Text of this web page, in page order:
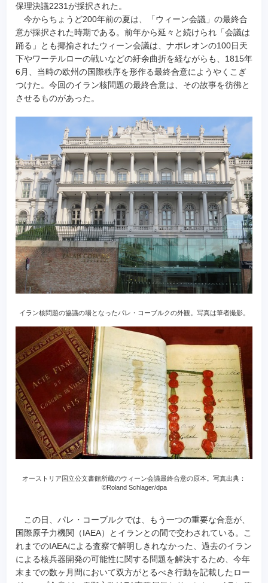
保理決議2231が採択された。
今からちょうど200年前の夏は、「ウィーン会議」の最終合
意が採択された時期である。前年から延々と続けられ「会議は
踊る」とも揶揄されたウィーン会議は、ナポレオンの100日天
下やワーテルローの戦いなどの紆余曲折を経ながらも、1815年
6月、当時の欧州の国際秩序を形作る最終合意にようやくこぎ
つけた。今回のイラン核問題の最終合意は、その故事を彷彿と
させるものがあった。
イラン核問題の協議の場となったパレ・コーブルクの外観。写真は筆者撮影。
オーストリア国立公文書館所蔵のウィーン会議最終合意の原本。写真出典：
©Roland Schlager/dpa
この日、パレ・コーブルクでは、もう一つの重要な合意が、
国際原子力機関（IAEA）とイランとの間で交わされている。こ
れまでのIAEAによる査察で解明しきれなかった、過去のイラン
による核兵器開発の可能性に関する問題を解決するため、今年
末までの数ヶ月間において双方がとるべき行動を記載したロー